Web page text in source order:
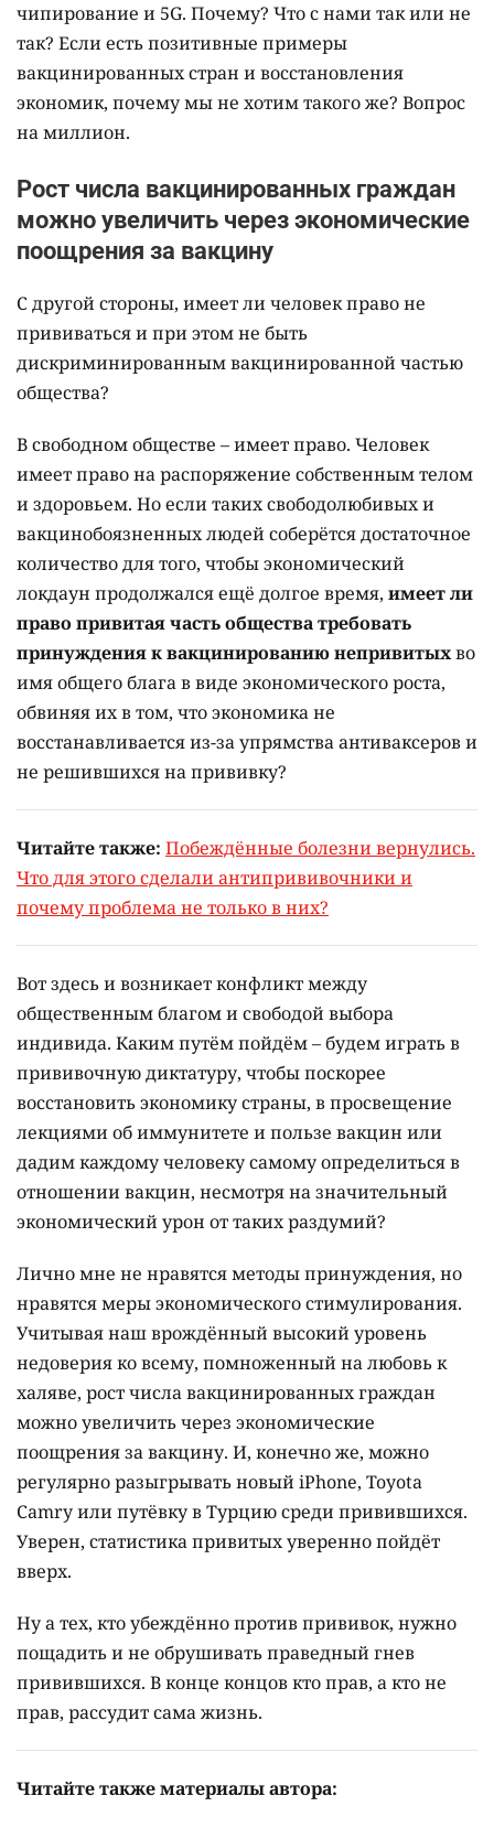
чипирование и 5G. Почему? Что с нами так или не
так? Если есть позитивные примеры
вакцинированных стран и восстановления
экономик, почему мы не хотим такого же? Вопрос
на миллион.
Рост числа вакцинированных граждан
можно увеличить через экономические
поощрения за вакцину
С другой стороны, имеет ли человек право не
прививаться и при этом не быть
дискриминированным вакцинированной частью
общества?
В свободном обществе – имеет право. Человек
имеет право на распоряжение собственным телом
и здоровьем. Но если таких свободолюбивых и
вакцинобоязненных людей соберётся достаточное
количество для того, чтобы экономический
локдаун продолжался ещё долгое время, имеет ли
право привитая часть общества требовать
принуждения к вакцинированию непривитыхво
имя общего блага в виде экономического роста,
обвиняя их в том, что экономика не
восстанавливается из-за упрямства антиваксеров и
не решившихся на прививку?
Читайте также: Побеждённые болезни вернулись.
Что для этого сделали антипрививочники и
почему проблема не только в них?
Вот здесь и возникает конфликт между
общественным благом и свободой выбора
индивида. Каким путём пойдём – будем играть в
прививочную диктатуру, чтобы поскорее
восстановить экономику страны, в просвещение
лекциями об иммунитете и пользе вакцин или
дадим каждому человеку самому определиться в
отношении вакцин, несмотря на значительный
экономический урон от таких раздумий?
Лично мне не нравятся методы принуждения, но
нравятся меры экономического стимулирования.
Учитывая наш врождённый высокий уровень
недоверия ко всему, помноженный на любовь к
халяве, рост числа вакцинированных граждан
можно увеличить через экономические
поощрения за вакцину. И, конечно же, можно
регулярно разыгрывать новый iPhone, Toyota
Camry или путёвку в Турцию среди привившихся.
Уверен, статистика привитых уверенно пойдёт
вверх.
Ну а тех, кто убеждённо против прививок, нужно
пощадить и не обрушивать праведный гнев
привившихся. В конце концов кто прав, а кто не
прав, рассудит сама жизнь.
Читайте также материалы автора: